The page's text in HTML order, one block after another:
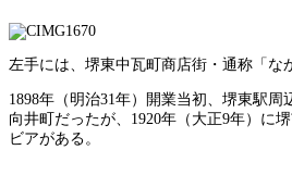
左手には、堺東中瓦町商店街・通称「な
1898年（明治31年）開業当初、堺東駅
向井町だったが、1920年（大正9年）に
ビアがある。